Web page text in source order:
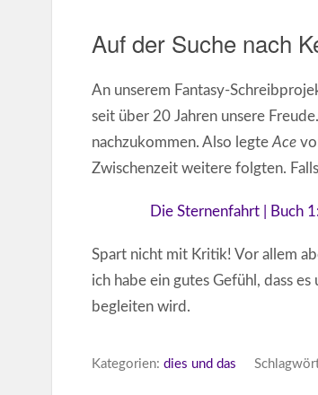
Auf der Suche nach
An unserem Fantasy-
seit über 20 Jahren unsere
nachzukommen. Also legte Ace
Zwischenzeit weitere folgten.
Die Sternenfahrt | Buch
Spart nicht mit Kritik! Vor allem
ich habe ein gutes Gefühl, dass es
begleiten wird.
Kategorien: dies und das